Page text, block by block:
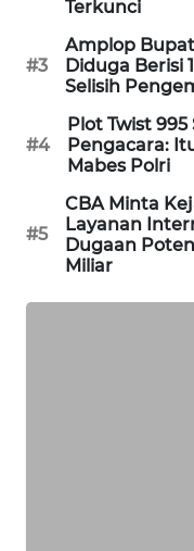
Terkunci
#3
Amplop
Diduga Berisi
Selisih
#4
Plot Twist
Pengacara:
Mabes Polri
#5
CBA Minta
Layanan
Dugaan
Miliar
SIDIKALANG
NEWS
SIBARAGAS
NEWS
METRO
SIANTAR
NEWS
METRO
MEDAN